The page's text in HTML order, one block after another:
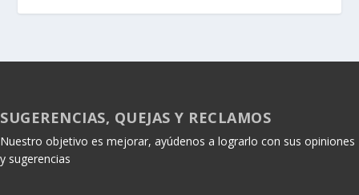
SUGERENCIAS, QUEJAS Y RECLAMOS
Nuestro objetivo es mejorar, ayúdenos a lograrlo con sus opiniones
y sugerencias